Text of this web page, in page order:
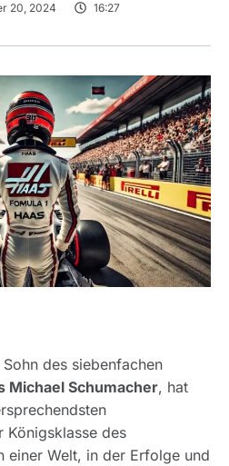
20, 2024 16:27
des siebenfachen
Michael Schumacher, hat
Königsklasse des
einer Welt, in der Erfolge und